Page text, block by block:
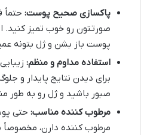
پاکسازی صحیح پوست: حتماً
صورتتون رو خوب تمیز کنید.
پوست باز بشن و ژل بتونه
استفاده مداوم و منظم:
برای دیدن نتایج پایدار و
صبور باشید و ژل رو به طور
مرطوب کننده مناسب: حتی
مرطوب کننده دارن، مخصوصاً